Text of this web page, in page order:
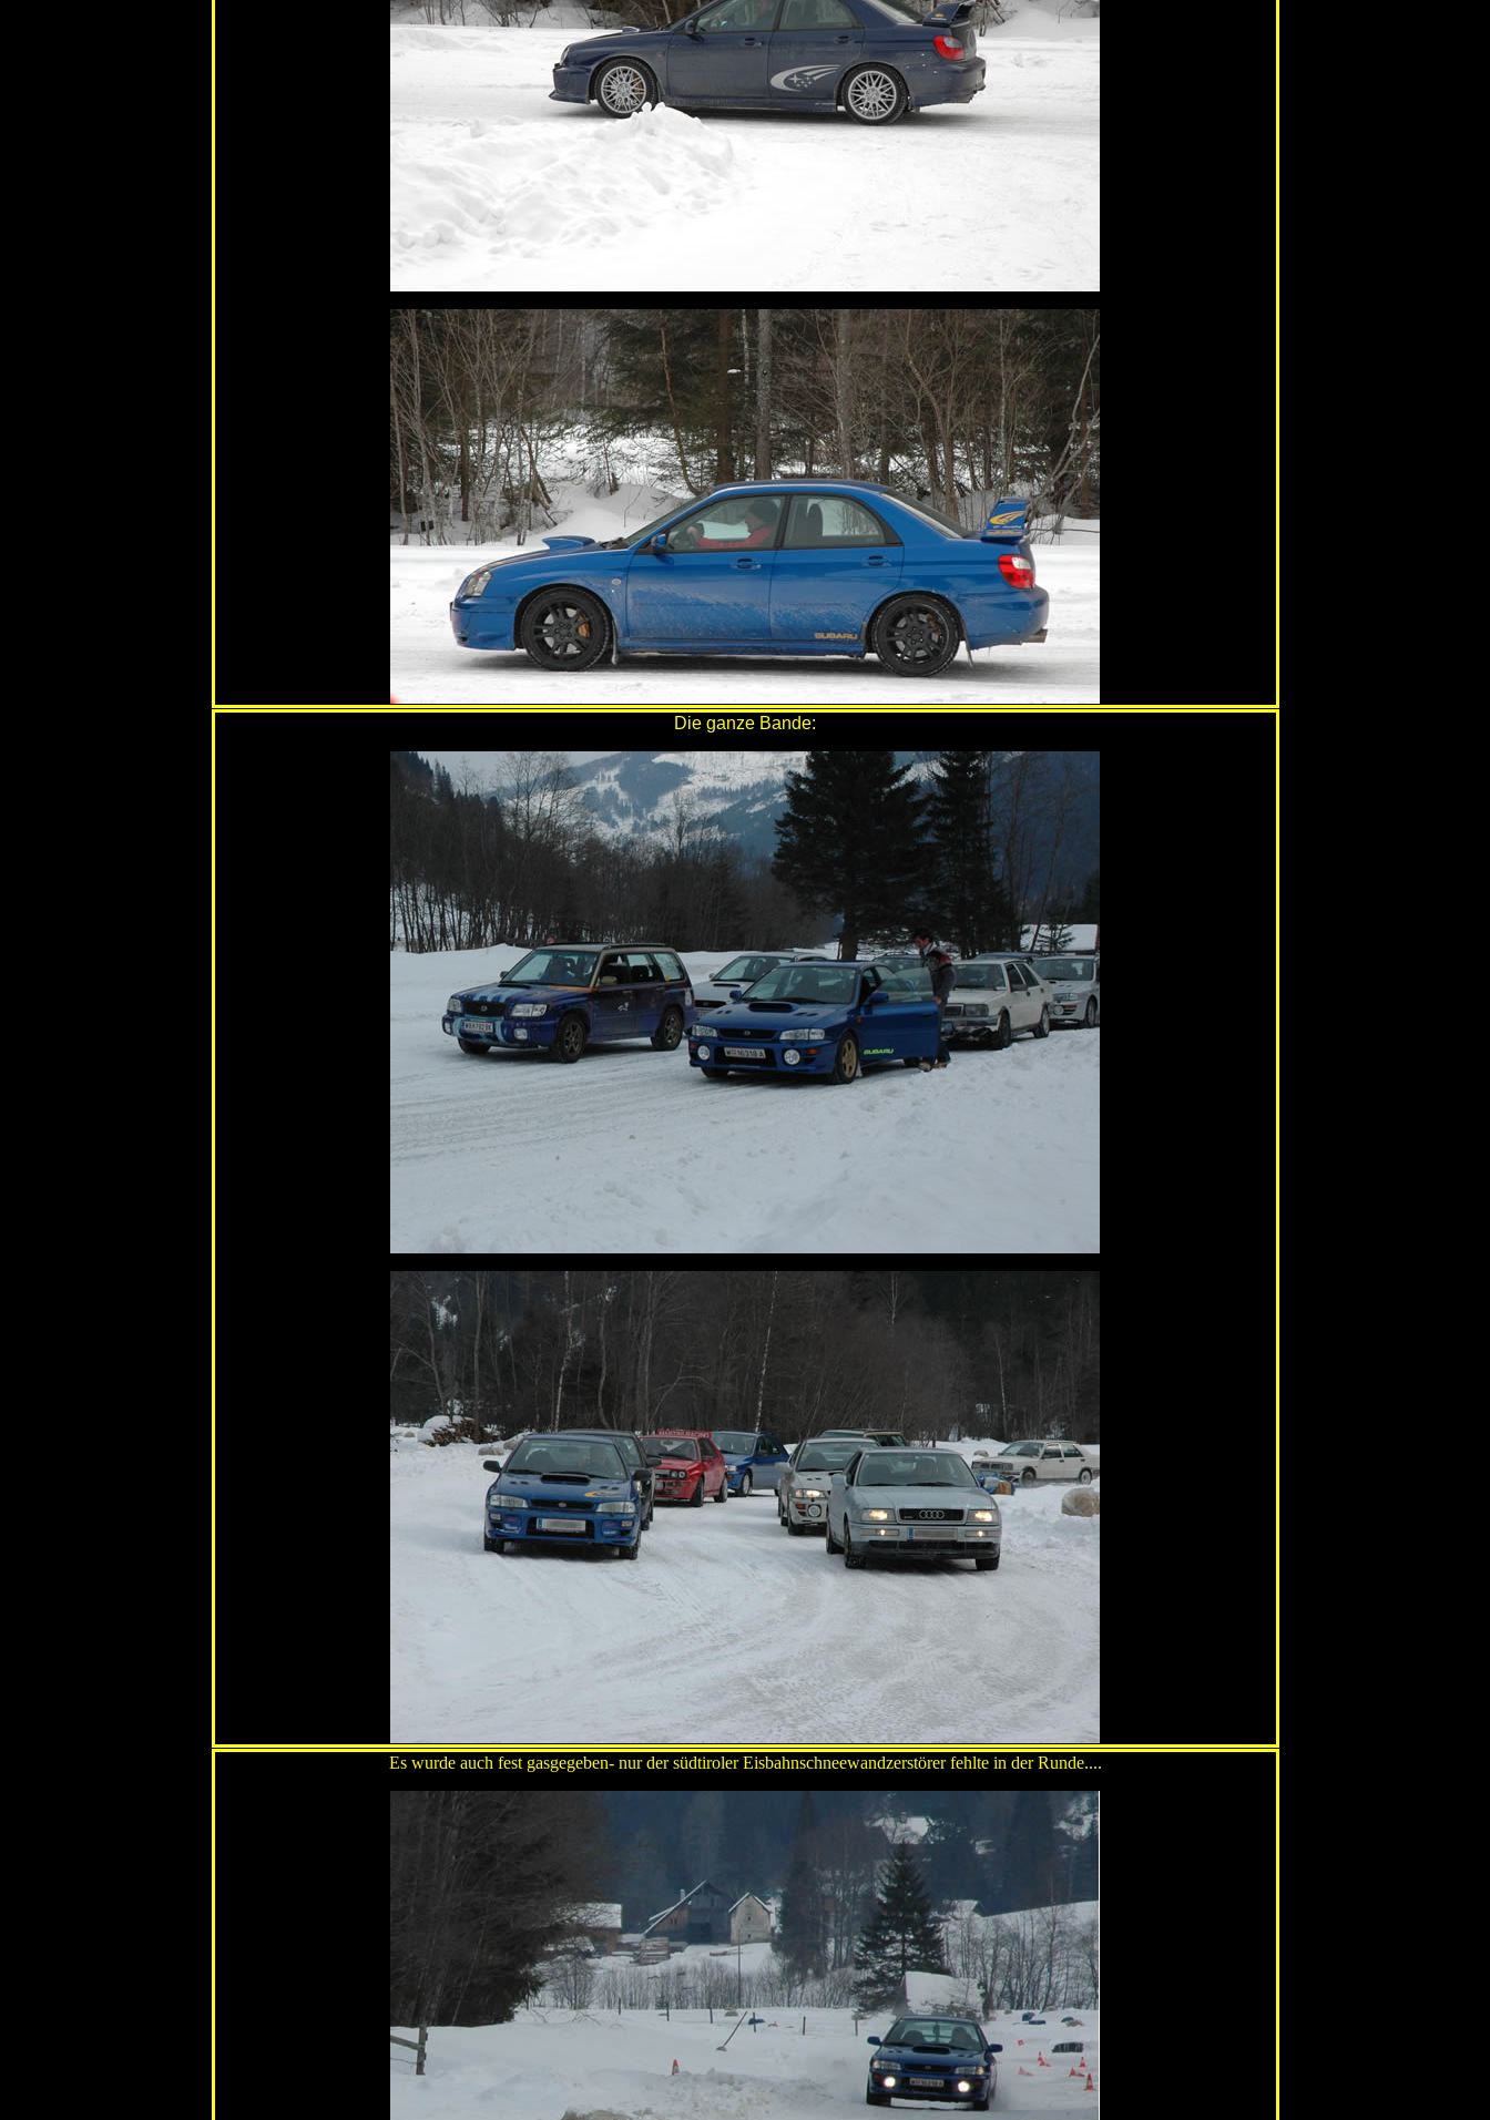
Die ganze Bande:
Es wurde auch fest gasgegeben- nur der südtiroler Eisbahnschneewandzerstörer fehlte in der Runde....